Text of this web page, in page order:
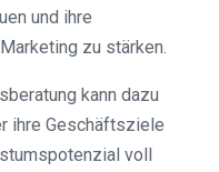
und ihre
zu stärken.
kann dazu
ihre Geschäftsziele
voll